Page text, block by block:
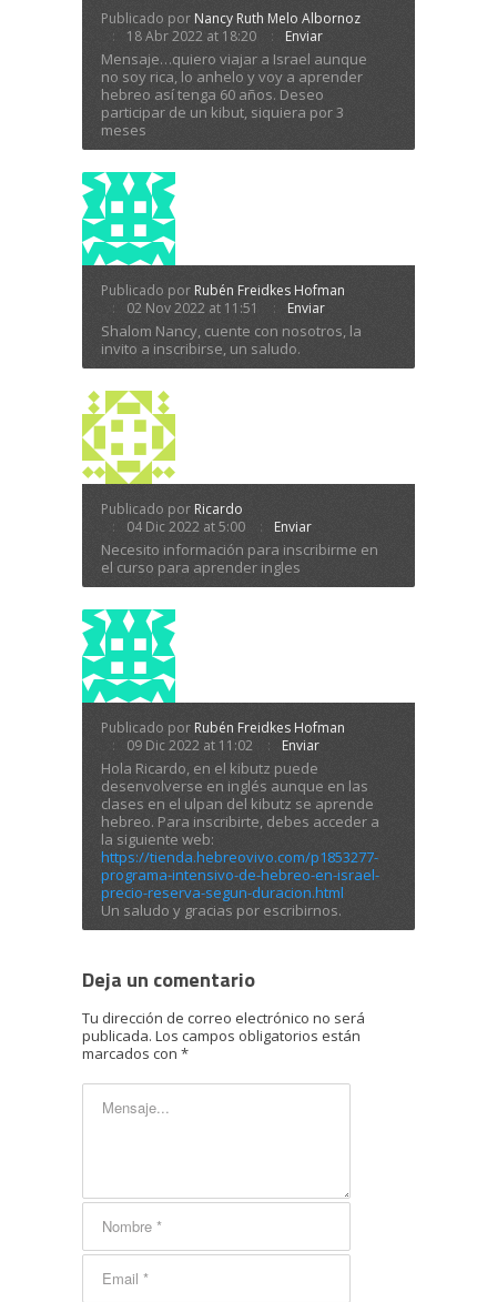
Publicado por Nancy Ruth Melo Albornoz
18 Abr 2022 at 18:20
Enviar
Mensaje…quiero viajar a Israel aunque
no soy rica, lo anhelo y voy a aprender
hebreo así tenga 60 años. Deseo
participar de un kibut, siquiera por 3
meses
Publicado por Rubén Freidkes Hofman
02 Nov 2022 at 11:51
Enviar
Shalom Nancy, cuente con nosotros, la
invito a inscribirse, un saludo.
Publicado por Ricardo
04 Dic 2022 at 5:00
Enviar
Necesito información para inscribirme en
el curso para aprender ingles
Publicado por Rubén Freidkes Hofman
09 Dic 2022 at 11:02
Enviar
Hola Ricardo, en el kibutz puede
desenvolverse en inglés aunque en las
clases en el ulpan del kibutz se aprende
hebreo. Para inscribirte, debes acceder a
la siguiente web:
https://tienda.hebreovivo.com/p1853277-
programa-intensivo-de-hebreo-en-israel-
precio-reserva-segun-duracion.html
Un saludo y gracias por escribirnos.
Deja un comentario
Tu dirección de correo electrónico no será
publicada. Los campos obligatorios están
marcados con *